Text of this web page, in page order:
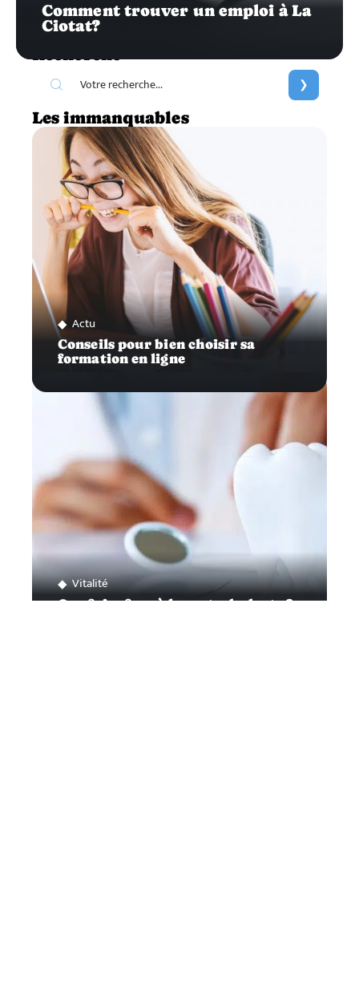
Comment trouver un emploi à La
Ciotat?
Recherche
Les immanquables
Actu
Conseils pour bien choisir sa
formation en ligne
Vitalité
Que faire face à la perte de dents ?